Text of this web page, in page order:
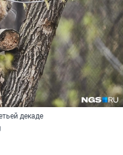
декаде